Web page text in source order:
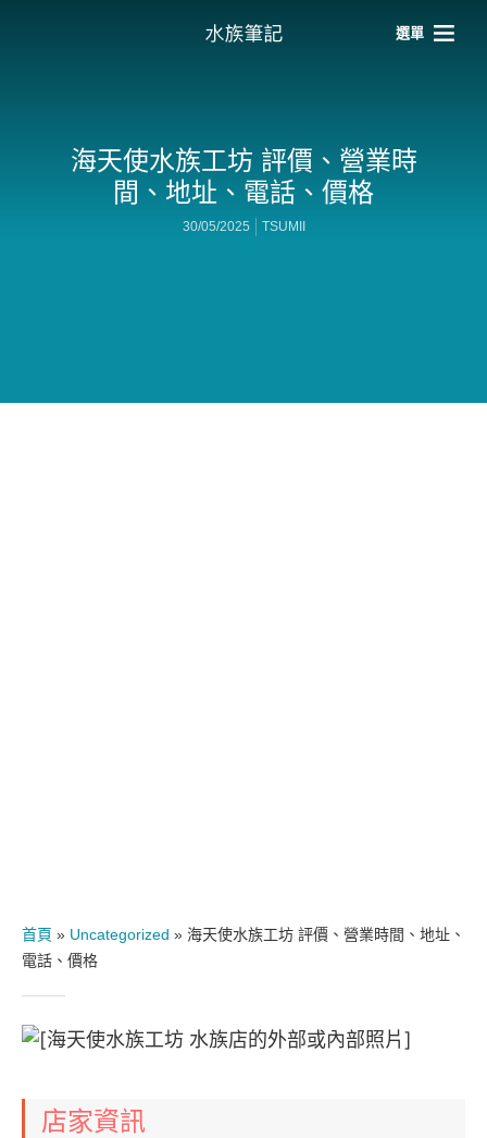
選單
海天使水族工坊 評價、營業時
間、地址、電話、價格
30/05/2025 TSUMII
首頁 » Uncategorized » 海天使水族工坊 評價、營業時間、地址、
電話、價格
店家資訊